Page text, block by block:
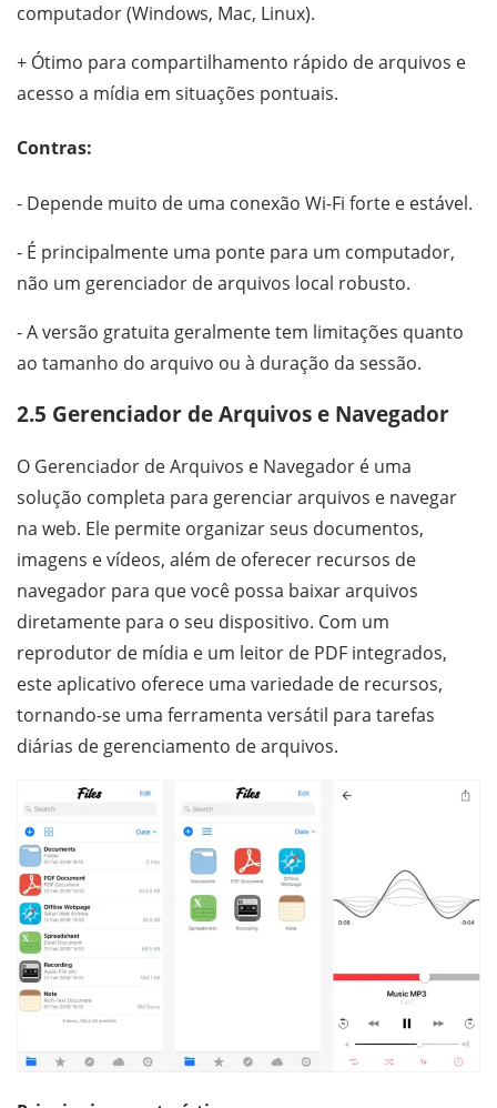
computador (Windows, Mac, Linux).
+ Ótimo para compartilhamento rápido de arquivos e
acesso a mídia em situações pontuais.
Contras:
- Depende muito de uma conexão Wi-Fi forte e estável.
- É principalmente uma ponte para um computador,
não um gerenciador de arquivos local robusto.
- A versão gratuita geralmente tem limitações quanto
ao tamanho do arquivo ou à duração da sessão.
2.5 Gerenciador de Arquivos e Navegador
O Gerenciador de Arquivos e Navegador é uma
solução completa para gerenciar arquivos e navegar
na web. Ele permite organizar seus documentos,
imagens e vídeos, além de oferecer recursos de
navegador para que você possa baixar arquivos
diretamente para o seu dispositivo. Com um
reprodutor de mídia e um leitor de PDF integrados,
este aplicativo oferece uma variedade de recursos,
tornando-se uma ferramenta versátil para tarefas
diárias de gerenciamento de arquivos.